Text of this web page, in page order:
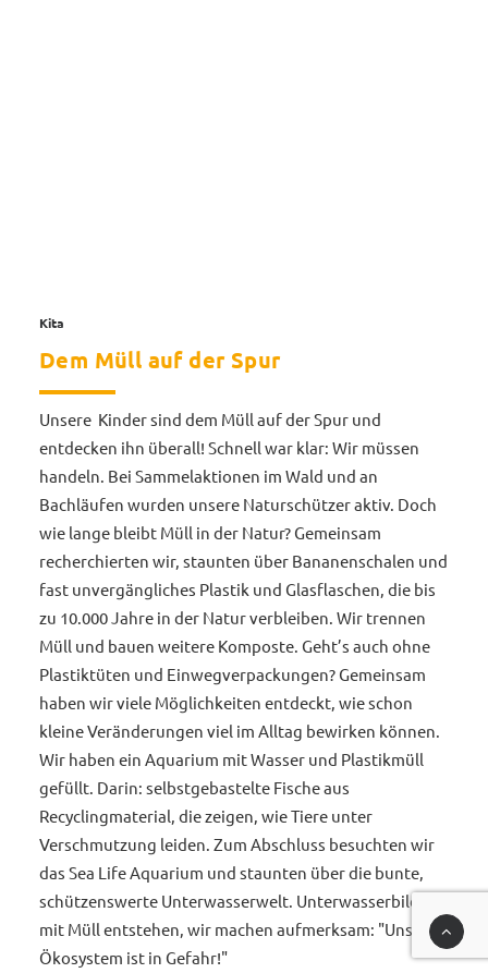
Kita
Dem Müll auf der Spur
Unsere Kinder sind dem Müll auf der Spur und
entdecken ihn überall! Schnell war klar: Wir müssen
handeln. Bei Sammelaktionen im Wald und an
Bachläufen wurden unsere Naturschützer aktiv. Doch
wie lange bleibt Müll in der Natur? Gemeinsam
recherchierten wir, staunten über Bananenschalen und
fast unvergängliches Plastik und Glasflaschen, die bis
zu 10.000 Jahre in der Natur verbleiben. Wir trennen
Müll und bauen weitere Komposte. Geht’s auch ohne
Plastiktüten und Einwegverpackungen? Gemeinsam
haben wir viele Möglichkeiten entdeckt, wie schon
kleine Veränderungen viel im Alltag bewirken können.
Wir haben ein Aquarium mit Wasser und Plastikmüll
gefüllt. Darin: selbstgebastelte Fische aus
Recyclingmaterial, die zeigen, wie Tiere unter
Verschmutzung leiden. Zum Abschluss besuchten wir
das Sea Life Aquarium und staunten über die bunte,
schützenswerte Unterwasserwelt. Unterwasserbilder
mit Müll entstehen, wir machen aufmerksam: "Unser
Ökosystem ist in Gefahr!"